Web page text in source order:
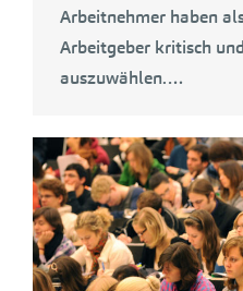
Arbeitnehmer haben
Arbeitgeber kritisch
auszuwählen.…